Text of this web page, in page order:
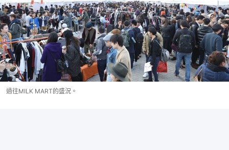
過往MILK MART的盛況。